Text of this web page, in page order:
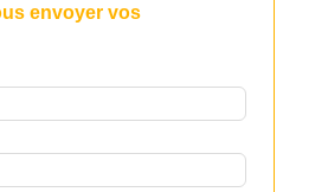
envoyer vos